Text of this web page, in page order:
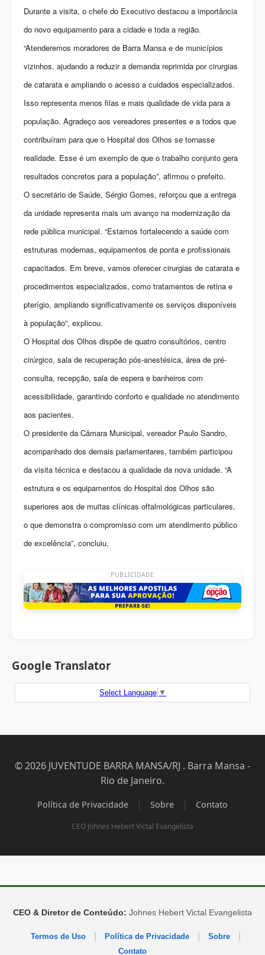
Durante a visita, o chefe do Executivo destacou a importância
do novo equipamento para a cidade e toda a região.
“Atenderemos moradores de Barra Mansa e de municípios
vizinhos, ajudando a reduzir a demanda reprimida por cirurgias
de catarata e ampliando o acesso a cuidados especializados.
Isso representa menos filas e mais qualidade de vida para a
população. Agradeço aos vereadores presentes e a todos que
contribuíram para que o Hospital dos Olhos se tornasse
realidade. Esse é um exemplo de que o trabalho conjunto gera
resultados concretos para a população”, afirmou o prefeito.
O secretário de Saúde, Sérgio Gomes, reforçou que a entrega
da unidade representa mais um avanço na modernização da
rede pública municipal. “Estamos fortalecendo a saúde com
estruturas modernas, equipamentos de ponta e profissionais
capacitados. Em breve, vamos oferecer cirurgias de catarata e
procedimentos especializados, como tratamentos de retina e
pterígio, ampliando significativamente os serviços disponíveis
à população”, explicou.
O Hospital dos Olhos dispõe de quatro consultórios, centro
cirúrgico, sala de recuperação pós-anestésica, área de pré-
consulta, recepção, sala de espera e banheiros com
acessibilidade, garantindo conforto e qualidade no atendimento
aos pacientes.
O presidente da Câmara Municipal, vereador Paulo Sandro,
acompanhado dos demais parlamentares, também participou
da visita técnica e destacou a qualidade da nova unidade. “A
estrutura e os equipamentos do Hospital dos Olhos são
superiores aos de muitas clínicas oftalmológicas particulares,
o que demonstra o compromisso com um atendimento público
de excelência”, concluiu.
PUBLICIDADE
Google Translator
Select Language ▼
© 2026 JUVENTUDE BARRA MANSA/RJ . Barra Mansa -
Rio de Janeiro.
Política de Privacidade | Sobre | Contato
CEO Johnes Hebert Victal Evangelista
CEO & Diretor de Conteúdo: Johnes Hebert Victal Evangelista
Termos de Uso Política de Privacidade Sobre
Contato